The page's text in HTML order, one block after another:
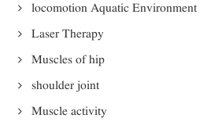
locomotion Aquatic Environment
Laser Therapy
Muscles of hip
shoulder joint
Muscle activity